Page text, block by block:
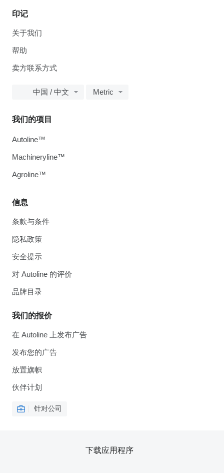
印记
关于我们
帮助
卖方联系方式
中国 / 中文 Metric
信息
条款与条件
隐私政策
安全提示
对 Autoline 的评价
品牌目录
我们的报价
在 Autoline 上发布广告
发布您的广告
放置旗帜
伙伴计划
针对公司
我们的项目
Autoline™
Machineryline™
Agroline™
下载应用程序